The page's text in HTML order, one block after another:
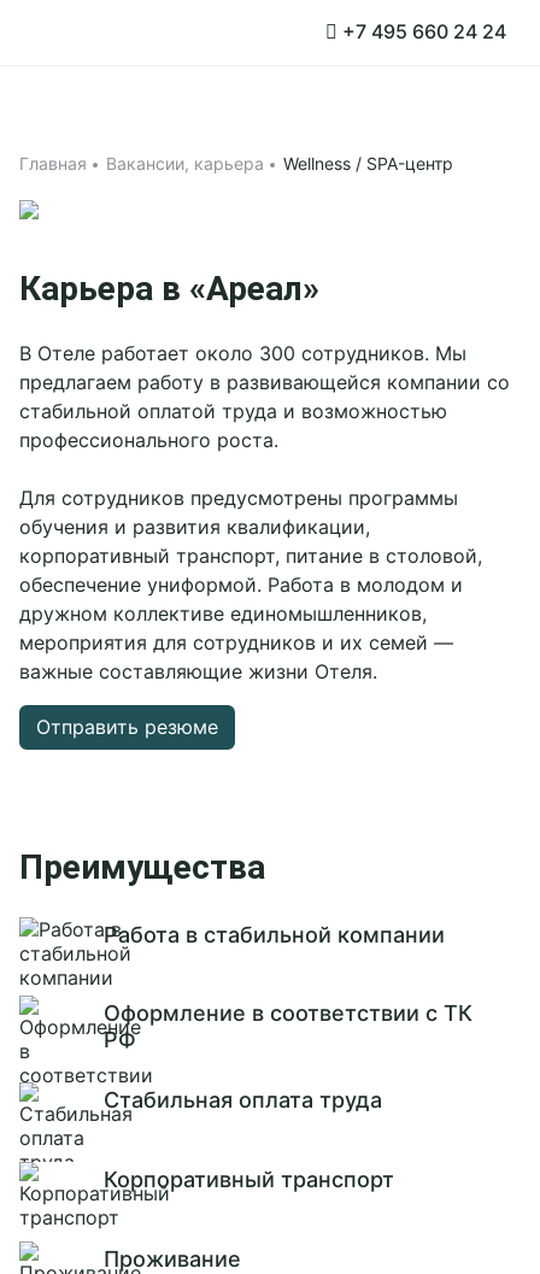
+7 495 660 24 24
Акции
О компании
Программа лояльности
Вакансии
Новости
Отзывы
Фотографии
Презентация
Карта отеля
Блог
Корп клиентам
Корпоративным клиентам
Конференц-залы
Банкетные залы
Тимбилдинги
Корпоративы
Всё про свадьбы
Банкетные залы
Церемонии
Оформление и флористика
Ведущие и программы
Фото и видеосъемка
Свадебный торт
Инфраструктура
Рестораны
Беседки с мангалом
СПА-зона
Развлечения
Всё для детей
Спорт и отдых
Частные праздники
Свадьбы
Детский праздник
Выпускной
День Рождения
Вакансии
Контакты
+7 495 660 24 24
MAX
Социальные сети
Главная Вакансии, карьера Wellness / SPA-центр
Карьера в «Ареал»
В Отеле работает около 300 сотрудников. Мы
предлагаем работу в развивающейся компании со
стабильной оплатой труда и возможностью
профессионального роста.
Для сотрудников предусмотрены программы
обучения и развития квалификации,
корпоративный транспорт, питание в столовой,
обеспечение униформой. Работа в молодом и
дружном коллективе единомышленников,
мероприятия для сотрудников и их семей —
важные составляющие жизни Отеля.
Отправить резюме
Преимущества
Работа в стабильной компании
Оформление в соответствии с ТК
РФ
Стабильная оплата труда
Корпоративный транспорт
Проживание